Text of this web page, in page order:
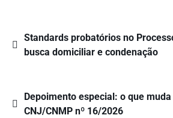
Standards probatórios no
busca domiciliar e condenação
Depoimento especial: o que
CNJ/CNMP nº 16/2026